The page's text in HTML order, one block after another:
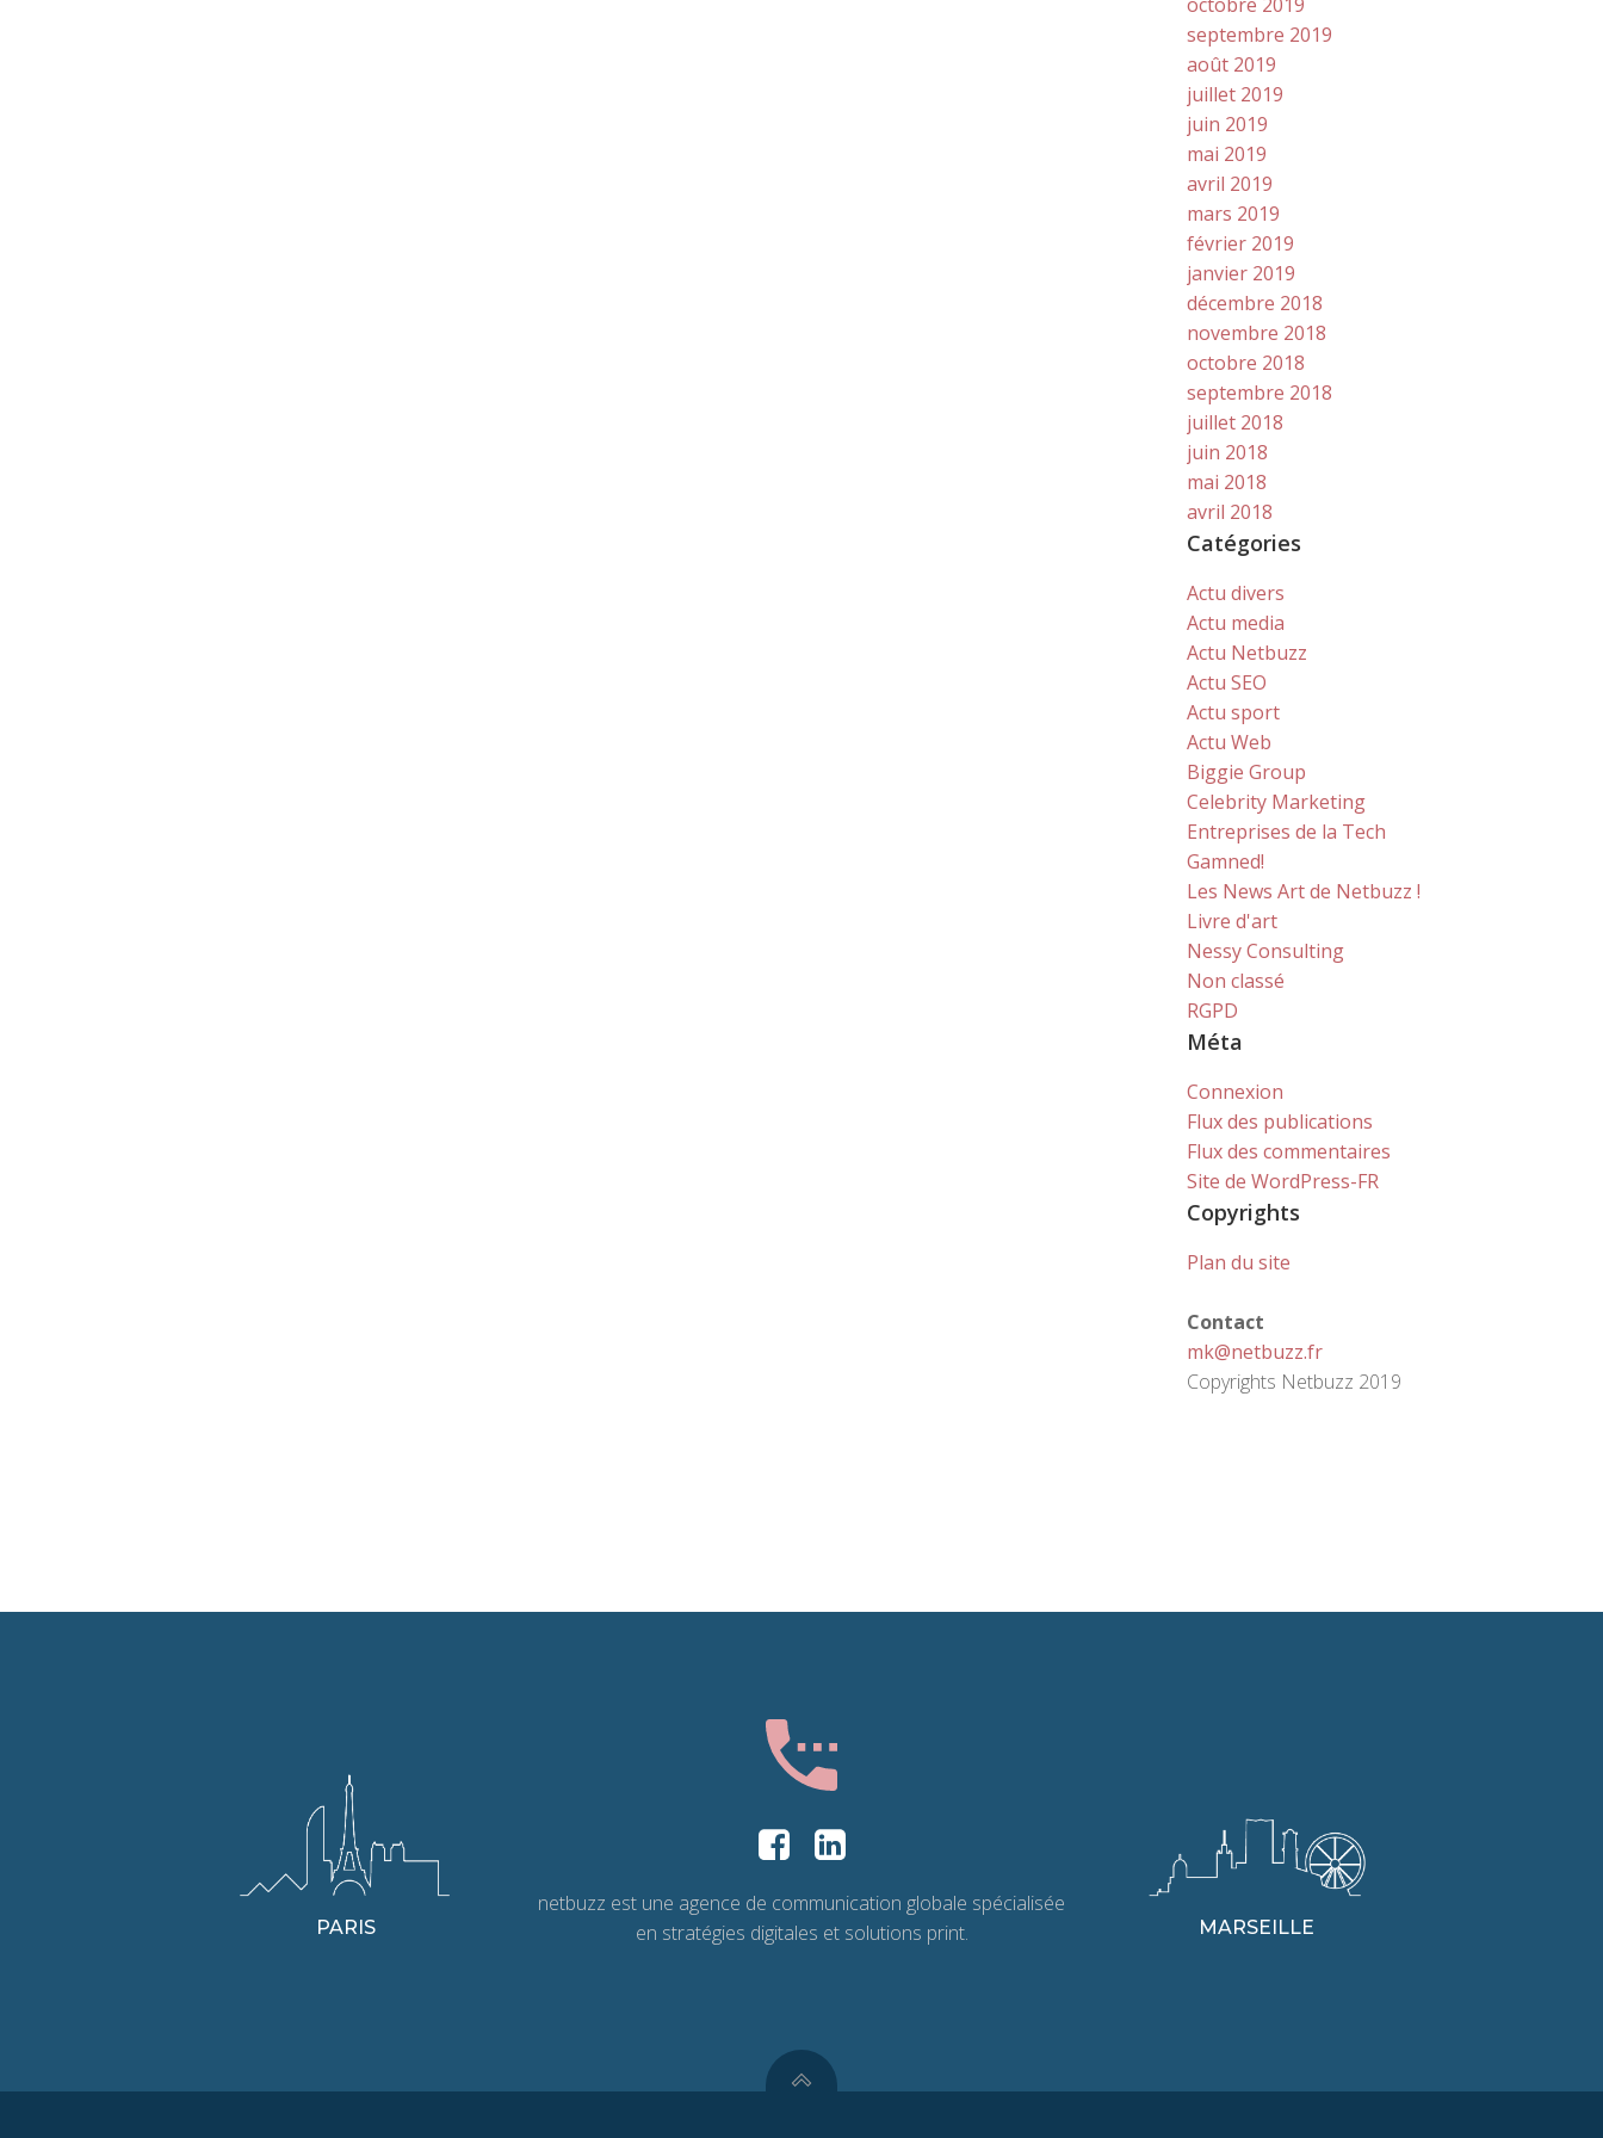
septembre 2019
août 2019
juillet 2019
juin 2019
mai 2019
avril 2019
mars 2019
février 2019
janvier 2019
décembre 2018
novembre 2018
octobre 2018
septembre 2018
juillet 2018
juin 2018
mai 2018
avril 2018
Catégories
Actu divers
Actu media
Actu Netbuzz
Actu SEO
Actu sport
Actu Web
Biggie Group
Celebrity Marketing
Entreprises de la Tech
Gamned!
Les News Art de Netbuzz !
Livre d'art
Nessy Consulting
Non classé
RGPD
Méta
Connexion
Flux des publications
Flux des commentaires
Site de WordPress-FR
Copyrights
Plan du site
Contact
mk@netbuzz.fr
Copyrights Netbuzz 2019
PARIS
netbuzz est une agence de communication globale spécialisée
en stratégies digitales et solutions print.
MARSEILLE